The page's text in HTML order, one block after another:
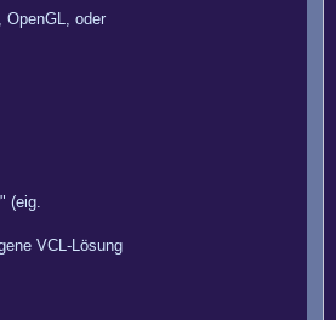
OpenGL, oder
(eig.
VCL-Lösung